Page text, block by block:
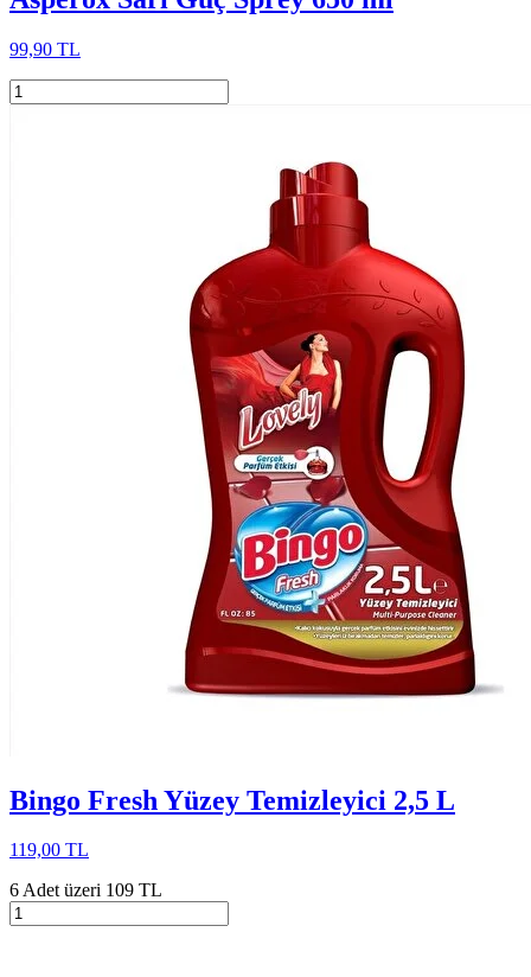
99,90 TL
Bingo Fresh Yüzey Temizleyici 2,5 L
119,00 TL
6 Adet üzeri 109 TL